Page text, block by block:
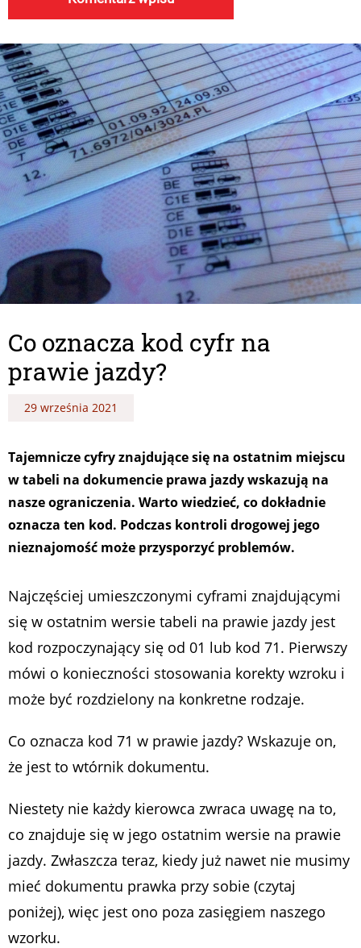
Co oznacza kod cyfr na
prawie jazdy?
29 września 2021
Tajemnicze cyfry znajdujące się na ostatnim miejscu
w tabeli na dokumencie prawa jazdy wskazują na
nasze ograniczenia. Warto wiedzieć, co dokładnie
oznacza ten kod. Podczas kontroli drogowej jego
nieznajomość może przysporzyć problemów.
Najczęściej umieszczonymi cyframi znajdującymi
się w ostatnim wersie tabeli na prawie jazdy jest
kod rozpoczynający się od 01 lub kod 71. Pierwszy
mówi o konieczności stosowania korekty wzroku i
może być rozdzielony na konkretne rodzaje.
Co oznacza kod 71 w prawie jazdy? Wskazuje on,
że jest to wtórnik dokumentu.
Niestety nie każdy kierowca zwraca uwagę na to,
co znajduje się w jego ostatnim wersie na prawie
jazdy. Zwłaszcza teraz, kiedy już nawet nie musimy
mieć dokumentu prawka przy sobie (czytaj
poniżej), więc jest ono poza zasięgiem naszego
wzorku.